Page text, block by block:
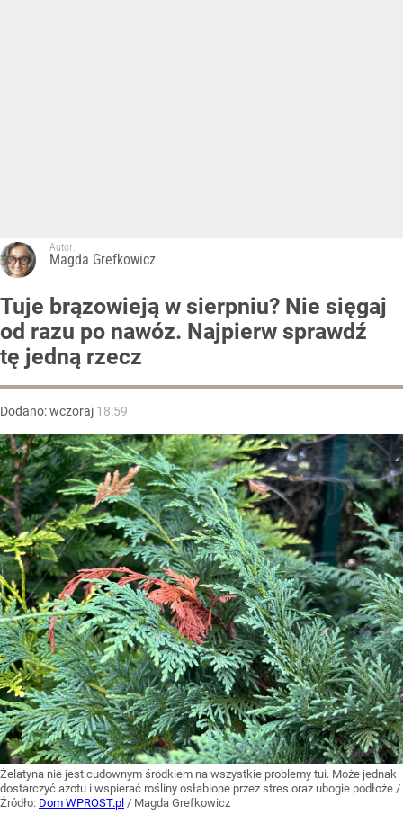
Autor:
Magda Grefkowicz
Tuje brązowieją w sierpniu? Nie sięgaj
od razu po nawóz. Najpierw sprawdź
tę jedną rzecz
Dodano:wczoraj 18:59
Żelatyna nie jest cudownym środkiem na wszystkie problemy tui. Może jednak
dostarczyć azotu i wspierać rośliny osłabione przez stres oraz ubogie podłoże /
Źródło: Dom WPROST.pl / Magda Grefkowicz